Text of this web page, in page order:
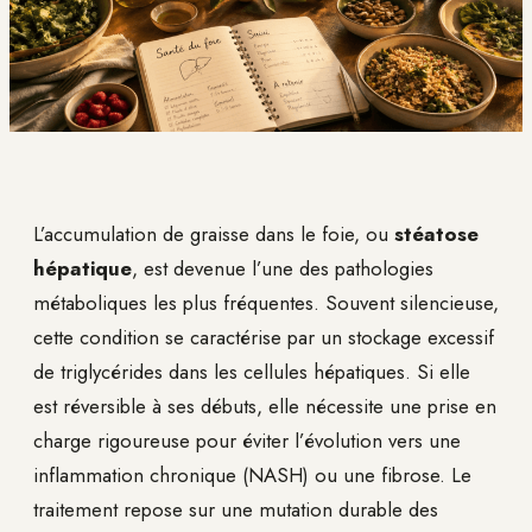
L’accumulation de graisse dans le foie, ou stéatose
hépatique, est devenue l’une des pathologies
métaboliques les plus fréquentes. Souvent silencieuse,
cette condition se caractérise par un stockage excessif
de triglycérides dans les cellules hépatiques. Si elle
est réversible à ses débuts, elle nécessite une prise en
charge rigoureuse pour éviter l’évolution vers une
inflammation chronique (NASH) ou une fibrose. Le
traitement repose sur une mutation durable des